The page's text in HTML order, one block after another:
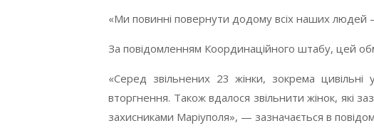
«Ми повинні повернути додому всіх наших людей
За повідомленням Координаційного штабу, цей
«Серед звільнених 23 жінки, зокрема цивільні
вторгнення. Також вдалося звільнити жінок, які
захисниками Маріуполя», — зазначається в